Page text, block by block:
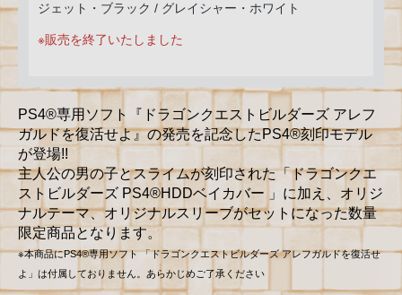
ジェット・ブラック / グレイシャー・ホワイト
※販売を終了いたしました
PS4®専用ソフト『ドラゴンクエストビルダーズ アレフ
ガルドを復活せよ』の発売を記念したPS4®刻印モデル
が登場!!
主人公の男の子とスライムが刻印された「ドラゴンクエ
ストビルダーズ PS4®HDDベイカバー 」に加え、オリジ
ナルテーマ、オリジナルスリーブがセットになった数量
限定商品となります。
※本商品にPS4®専用ソフト 「ドラゴンクエストビルダーズ アレフガルドを復活せ
よ」は付属しておりません。あらかじめご了承ください